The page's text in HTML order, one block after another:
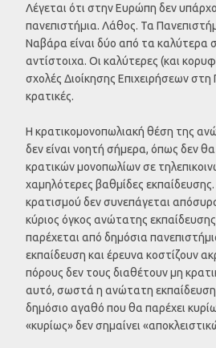
Λέγεται ότι στην Ευρώπη δεν
πανεπιστήμια. Λάθος. Τα
Ναβάρα είναι δύο από τα καλύτερα
αντίστοιχα. Οι καλύτερες (και
σχολές Διοίκησης Επιχειρήσεων στη
κρατικές.
Η κρατικομονοπωλιακή θέση της
δεν είναι νοητή σήμερα, όπως δεν
κρατικών μονοπωλίων σε
χαμηλότερες βαθμίδες
κρατισμού δεν συνεπάγεται
κύριος όγκος ανώτατης
παρέχεται από δημόσια
εκπαίδευση και έρευνα κοστίζουν
πόρους δεν τους διαθέτουν μη
αυτό, σωστά η ανώτατη εκπαίδευση
δημόσιο αγαθό που θα παρέχει
«κυρίως» δεν σημαίνει